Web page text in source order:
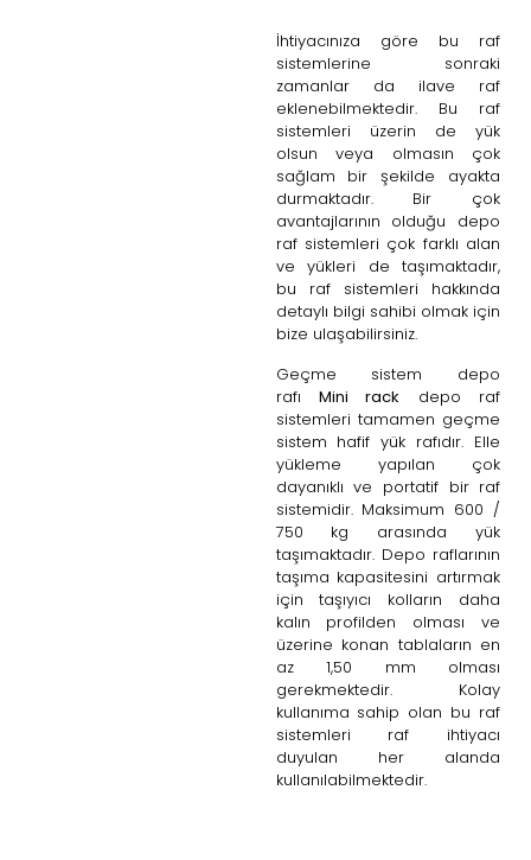
İhtiyacınıza göre bu raf
sistemlerine sonraki
zamanlar da ilave raf
eklenebilmektedir. Bu raf
sistemleri üzerin de yük
olsun veya olmasın çok
sağlam bir şekilde ayakta
durmaktadır. Bir çok
avantajlarının olduğu depo
raf sistemleri çok farklı alan
ve yükleri de taşımaktadır,
bu raf sistemleri hakkında
detaylı bilgi sahibi olmak için
bize ulaşabilirsiniz.
Geçme sistem depo
rafı Mini rack depo raf
sistemleri tamamen geçme
sistem hafif yük rafıdır. Elle
yükleme yapılan çok
dayanıklı ve portatif bir raf
sistemidir. Maksimum 600 /
750 kg arasında yük
taşımaktadır. Depo raflarının
taşıma kapasitesini artırmak
için taşıyıcı kolların daha
kalın profilden olması ve
üzerine konan tablaların en
az 1,50 mm olması
gerekmektedir. Kolay
kullanıma sahip olan bu raf
sistemleri raf ihtiyacı
duyulan her alanda
kullanılabilmektedir.